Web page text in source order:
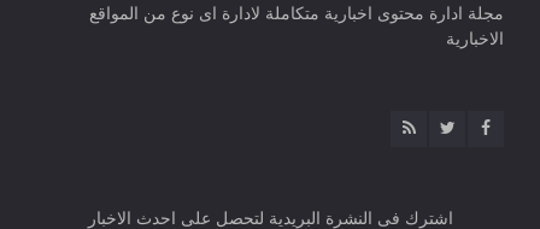
مجلة ادارة محتوى اخبارية متكاملة لادارة اى نوع من المواقع
الاخبارية
اشترك فى النشرة البريدية لتحصل على احدث الاخبار